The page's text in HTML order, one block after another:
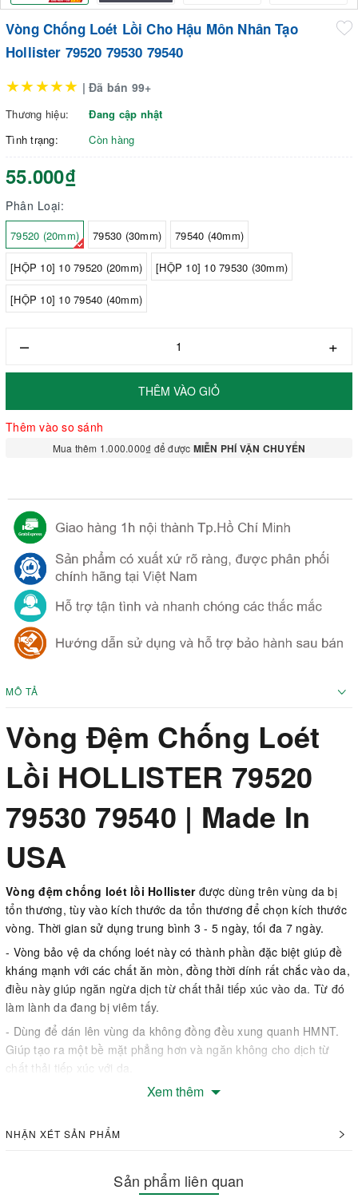
Vòng Chống Loét Lồi Cho Hậu Môn Nhân Tạo
Hollister 79520 79530 79540
★★★★★ | Đã bán 99+
Thương hiệu:
Đang cập nhật
Tình trạng:
Còn hàng
55.000₫
Phân Loại:
79520 (20mm) 79530 (30mm) 79540 (40mm)
[HỘP 10] 10 79520 (20mm) [HỘP 10] 10 79530 (30mm)
[HỘP 10] 10 79540 (40mm)
– +
THÊM VÀO GIỎ
Thêm vào so sánh
Mua thêm 1.000.000₫ để được MIỄN PHÍ VẬN CHUYỂN
MÔ TẢ
Vòng Đệm Chống Loét
Lồi HOLLISTER 79520
79530 79540 | Made In
USA
Vòng đệm chống loét lồi Hollister được dùng trên vùng da bị
tổn thương, tùy vào kích thước da tổn thương để chọn kích thước
vòng. Thời gian sử dụng trung bình 3 - 5 ngày, tối đa 7 ngày.
- Vòng bảo vệ da chống loét này có thành phần đặc biệt giúp đề
kháng mạnh với các chất ăn mòn, đồng thời dính rất chắc vào da,
điều này giúp ngăn ngừa dịch từ chất thải tiếp xúc vào da. Từ đó
làm lành da đang bị viêm tấy.
- Dùng để dán lên vùng da không đồng đều xung quanh HMNT.
Giúp tạo ra một bề mặt phẳng hơn và ngăn không cho dịch từ
chất thải tiếp xúc với da.
- Vòng bảo vệ da chống loét này có thành phần đặc biệt giúp đề
giúp bộ túi bám dính tốt hơn.
- Có thể được cắt, kéo dài hoặc xếp chồng lên nhau để giúp cải
Xem thêm
NHẬN XÉT SẢN PHẨM
Sản phẩm liên quan